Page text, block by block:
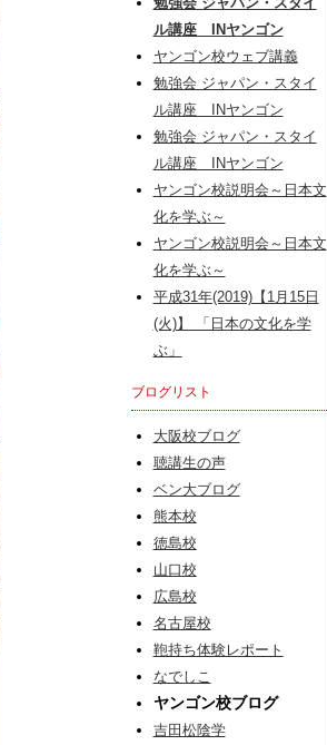
勉強会 ジャパン・スタイ
ル講座 INヤンゴン
ヤンゴン校ウェブ講義
勉強会 ジャパン・スタイ
ル講座 INヤンゴン
勉強会 ジャパン・スタイ
ル講座 INヤンゴン
ヤンゴン校説明会～日本文
化を学ぶ～
ヤンゴン校説明会～日本文
化を学ぶ～
平成31年(2019)【1月15日
(火)】 「日本の文化を学
ぶ」
ブログリスト
大阪校ブログ
聴講生の声
ベン大ブログ
熊本校
徳島校
山口校
広島校
名古屋校
鞄持ち体験レポート
なでしこ
ヤンゴン校ブログ
吉田松陰学